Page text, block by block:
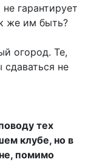
гарантирует
же им быть?
огород. Те,
не
тех
клубе, но в
помимо